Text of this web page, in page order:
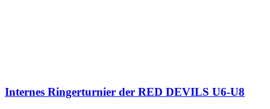
Internes Ringerturnier der RED DEVILS U6-U8